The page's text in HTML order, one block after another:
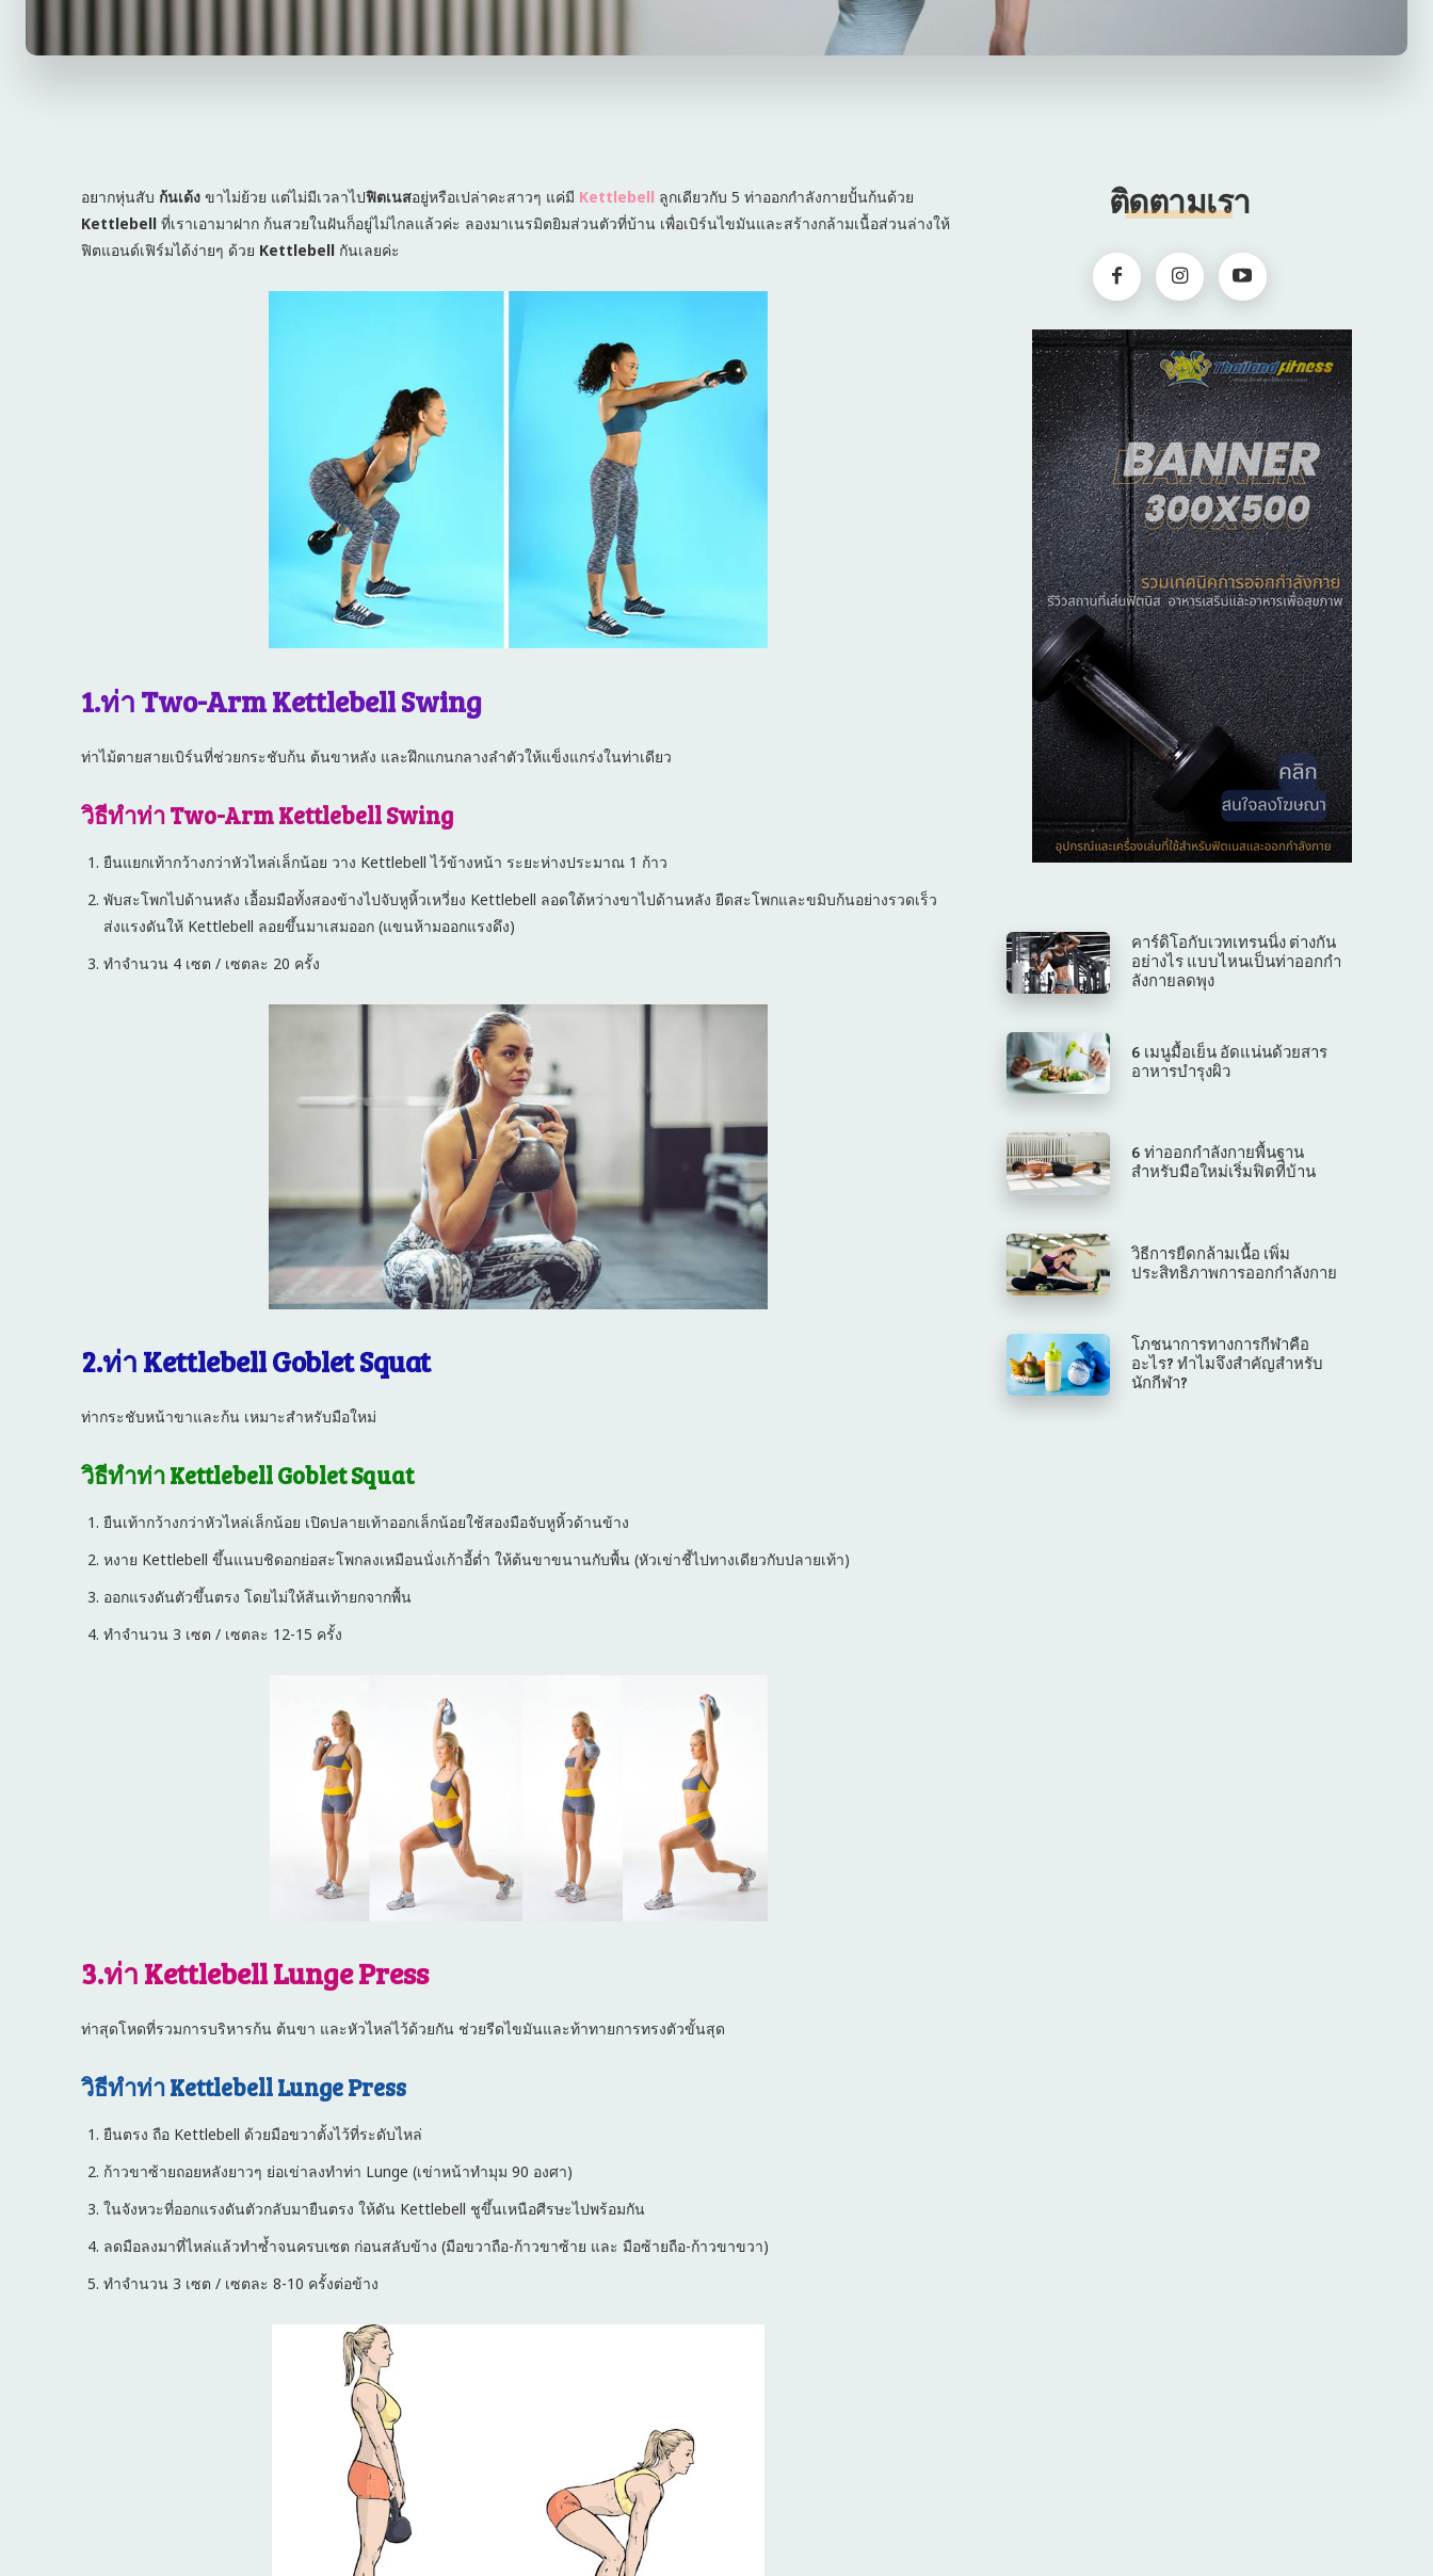
อยากหุ่นสับ ก้นเด้ง ขาไม่ย้วย แต่ไม่มีเวลาไปฟิตเนสอยู่หรือเปล่าคะสาวๆ แค่มี Kettlebell ลูกเดียวกับ 5 ท่าออกกำลังกายปั้นก้นด้วย
Kettlebell ที่เราเอามาฝาก ก้นสวยในฝันก็อยู่ไม่ไกลแล้วค่ะ ลองมาเนรมิตยิมส่วนตัวที่บ้าน เพื่อเบิร์นไขมันและสร้างกล้ามเนื้อส่วนล่างให้
ฟิตแอนด์เฟิร์มได้ง่ายๆ ด้วย Kettlebell กันเลยค่ะ
1.ท่า Two-Arm Kettlebell Swing
ท่าไม้ตายสายเบิร์นที่ช่วยกระชับก้น ต้นขาหลัง และฝึกแกนกลางลำตัวให้แข็งแกร่งในท่าเดียว
วิธีทำท่า Two-Arm Kettlebell Swing
ยืนแยกเท้ากว้างกว่าหัวไหล่เล็กน้อย วาง Kettlebell ไว้ข้างหน้า ระยะห่างประมาณ 1 ก้าว
พับสะโพกไปด้านหลัง เอื้อมมือทั้งสองข้างไปจับหูหิ้วเหวี่ยง Kettlebell ลอดใต้หว่างขาไปด้านหลัง ยืดสะโพกและขมิบก้นอย่างรวดเร็ว
ส่งแรงดันให้ Kettlebell ลอยขึ้นมาเสมออก (แขนห้ามออกแรงดึง)
ทำจำนวน 4 เซต / เซตละ 20 ครั้ง
2.ท่า Kettlebell Goblet Squat
ท่ากระชับหน้าขาและก้น เหมาะสำหรับมือใหม่
วิธีทำท่า Kettlebell Goblet Squat
ยืนเท้ากว้างกว่าหัวไหล่เล็กน้อย เปิดปลายเท้าออกเล็กน้อยใช้สองมือจับหูหิ้วด้านข้าง
หงาย Kettlebell ขึ้นแนบชิดอกย่อสะโพกลงเหมือนนั่งเก้าอี้ต่ำ ให้ต้นขาขนานกับพื้น (หัวเข่าชี้ไปทางเดียวกับปลายเท้า)
ออกแรงดันตัวขึ้นตรง โดยไม่ให้ส้นเท้ายกจากพื้น
ทำจำนวน 3 เซต / เซตละ 12-15 ครั้ง
3.ท่า Kettlebell Lunge Press
ท่าสุดโหดที่รวมการบริหารก้น ต้นขา และหัวไหล่ไว้ด้วยกัน ช่วยรีดไขมันและท้าทายการทรงตัวขั้นสุด
วิธีทำท่า Kettlebell Lunge Press
ยืนตรง ถือ Kettlebell ด้วยมือขวาตั้งไว้ที่ระดับไหล่
ก้าวขาซ้ายถอยหลังยาวๆ ย่อเข่าลงทำท่า Lunge (เข่าหน้าทำมุม 90 องศา)
ในจังหวะที่ออกแรงดันตัวกลับมายืนตรง ให้ดัน Kettlebell ชูขึ้นเหนือศีรษะไปพร้อมกัน
ลดมือลงมาที่ไหล่แล้วทำซ้ำจนครบเซต ก่อนสลับข้าง (มือขวาถือ-ก้าวขาซ้าย และ มือซ้ายถือ-ก้าวขาขวา)
ทำจำนวน 3 เซต / เซตละ 8-10 ครั้งต่อข้าง
ติดตามเรา
คาร์ดิโอกับเวทเทรนนิ่ง ต่างกัน
อย่างไร แบบไหนเป็นท่าออกกํา
ลังกายลดพุง
6 เมนูมื้อเย็น อัดแน่นด้วยสาร
อาหารบำรุงผิว
6 ท่าออกกำลังกายพื้นฐาน
สำหรับมือใหม่เริ่มฟิตที่บ้าน
วิธีการยืดกล้ามเนื้อ เพิ่ม
ประสิทธิภาพการออกกำลังกาย
โภชนาการทางการกีฬาคือ
อะไร? ทำไมจึงสำคัญสำหรับ
นักกีฬา?